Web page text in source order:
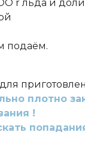
r льда и
подаём.
плотно
!